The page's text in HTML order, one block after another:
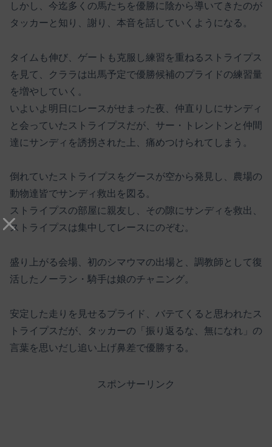
しかし、今迄多くの馬たちを優勝に陰から導いてきたのが
タッカーと知り、謝り、本音を話していくようになる。
タイムも伸び、ゲートも克服し練習を重ねるストライプス
を見て、クララは出馬予定で優勝候補のプライドの練習量
を増やしていく。
いよいよ明日にレースがせまった夜、仲直りしにサンディ
と会っていたストライプスだが、サー・トレントンと仲間
達にサンディを誘拐された上、痛めつけられてしまう。
倒れていたストライプスをグースが空から発見し、農場の
動物達皆でサンディ救出を図る。
ストライプスの部屋に親友し、その隙にサンディを救出、
ストライプスは集中してレースにのぞむ。
盛り上がる会場、初のシマウマの出場と、調教師として復
活したノーラン・騎手は娘のチャニング。
安定した走りを見せるプライド、バテてくると思われたス
トライプスだが、タッカーの「振り返るな、無になれ」の
言葉を思いだし追い上げ鼻差で優勝する。
スポンサーリンク